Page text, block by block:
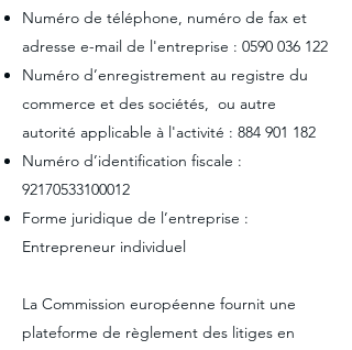
Numéro de téléphone, numéro de fax et
adresse e-mail de l'entreprise : 0590 036 122
Numéro d’enregistrement au registre du
commerce et des sociétés, ou autre
autorité applicable à l'activité : 884 901 182
Numéro d’identification fiscale :
92170533100012
Forme juridique de l’entreprise :
Entrepreneur individuel
La Commission européenne fournit une
plateforme de règlement des litiges en